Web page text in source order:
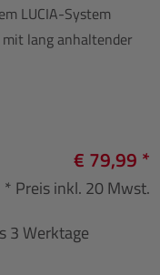
LUCIA-System
lang anhaltender
€ 79,99 *
* Preis inkl. 20 Mwst.
3 Werktage